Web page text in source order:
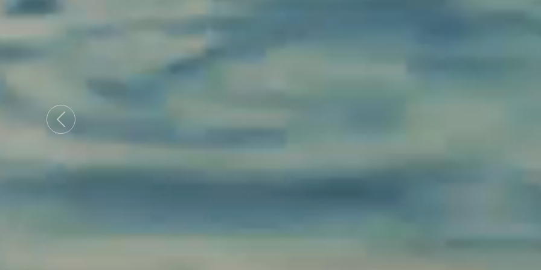
Previous